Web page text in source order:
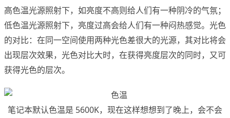
高色温光源照射下，如亮度不高则给人们有一种阴冷的气氛；
低色温光源照射下，亮度过高会给人们有一种闷热感觉。光色
的对比：在同一空间使用两种光色差很大的光源，其对比将会
出现层次效果，光色对比大时，在获得亮度层次的同时，又可
获得光色的层次。
笔记本默认色温是 5600K，现在这样想想到了晚上，会不会